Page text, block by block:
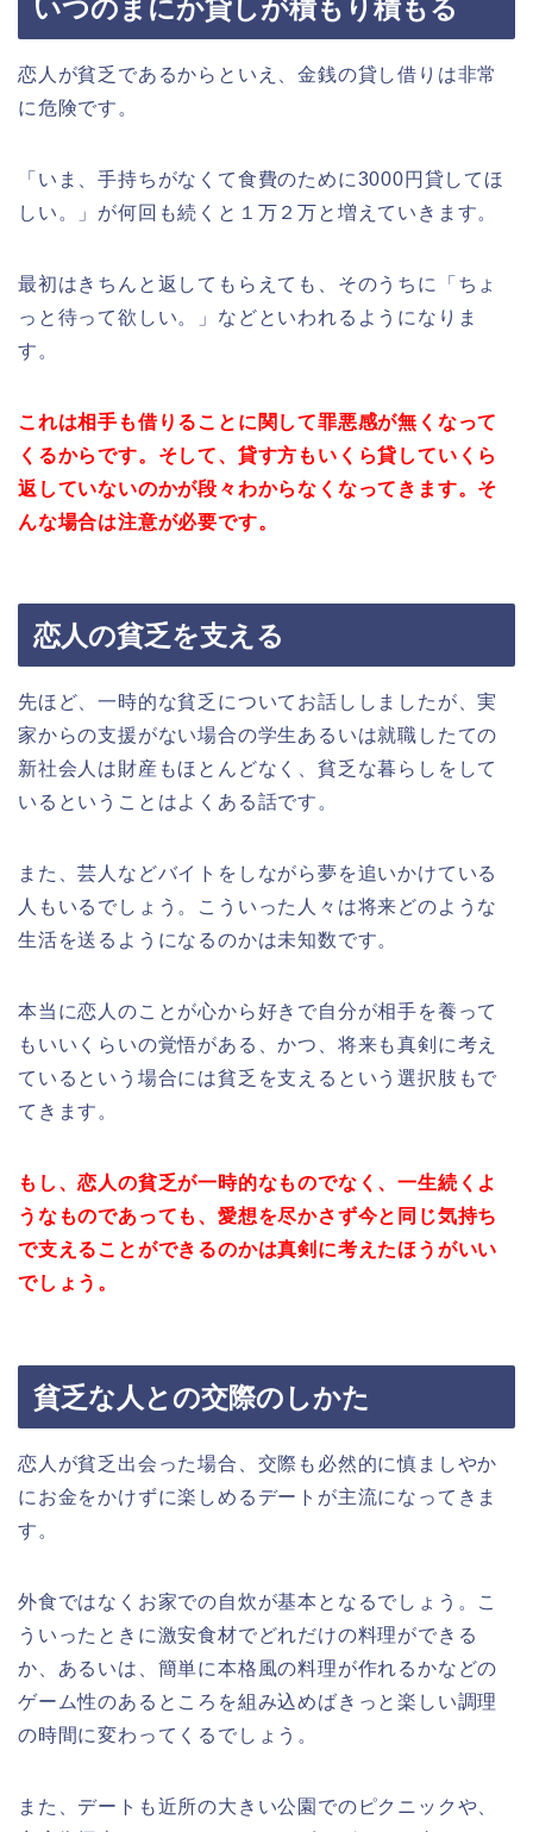
いつのまにか貸しが積もり積もる
恋人が貧乏であるからといえ、金銭の貸し借りは非常
に危険です。
「いま、手持ちがなくて食費のために3000円貸してほ
しい。」が何回も続くと１万２万と増えていきます。
最初はきちんと返してもらえても、そのうちに「ちょ
っと待って欲しい。」などといわれるようになりま
す。
これは相手も借りることに関して罪悪感が無くなって
くるからです。そして、 貸す方もいくら貸していくら
返していないのかが段々わからなくなってきます。 そ
んな場合は注意が必要です。
恋人の貧乏を支える
先ほど、一時的な貧乏についてお話ししましたが、実
家からの支援がない場合の学生あるいは就職したての
新社会人は財産もほとんどなく、貧乏な暮らしをして
いるということはよくある話です。
また、芸人などバイトをしながら夢を追いかけている
人もいるでしょう。こういった人々は将来どのような
生活を送るようになるのかは未知数です。
本当に恋人のことが心から好きで自分が相手を養って
もいいくらいの覚悟がある、かつ、将来も真剣に考え
ているという場合には貧乏を支えるという選択肢もで
てきます。
もし、恋人の貧乏が一時的なものでなく、一生続くよ
うなものであっても、愛想を尽かさず今と同じ気持ち
で支えることができるのかは真剣に考えたほうがいい
でしょう。
貧乏な人との交際のしかた
恋人が貧乏出会った場合、交際も必然的に慎ましやか
にお金をかけずに楽しめるデートが主流になってきま
す。
外食ではなくお家での自炊が基本となるでしょう。こ
ういったときに激安食材でどれだけの料理ができる
か、あるいは、簡単に本格風の料理が作れるかなどの
ゲーム性のあるところを組み込めばきっと楽しい調理
の時間に変わってくるでしょう。
また、デートも近所の大きい公園でのピクニックや、